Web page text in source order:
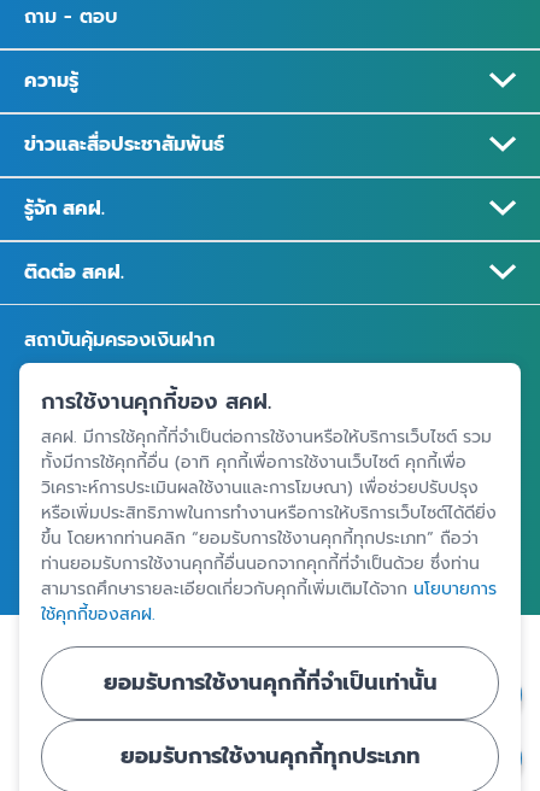
ถาม - ตอบ
ความรู้
ข่าวและสื่อประชาสัมพันธ์
รู้จัก สคฝ.
ติดต่อ สคฝ.
สถาบันคุ้มครองเงินฝาก
อาคารเอสเจ อินฟินิท วัน บิสซิเนสคอมเพล็กซ์ ชั้น 25 - 27 เลขที่ 349
ถนนวิภาวดีรังสิต แขวงจอมพล เขตจตุจักร กรุงเทพฯ 10900
ศูนย์ข้อมูลคุ้มครองเงินฝาก
ข้อตกลงและเงื่อนไขการใช้งานเว็บไซต์ | นโยบายคุ้มครองข้อมูลส่วนบุคคล |
นโยบายการใช้คุกกี้
© Copyright 2024 - สถาบันคุ้มครองเงินฝาก : Deposit Protection
Agency - All Rights Reserved
การใช้งานคุกกี้ของ สคฝ.
สคฝ. มีการใช้คุกกี้ที่จำเป็นต่อการใช้งานหรือให้บริการเว็บไซต์ รวม
ทั้งมีการใช้คุกกี้อื่น (อาทิ คุกกี้เพื่อการใช้งานเว็บไซต์ คุกกี้เพื่อ
วิเคราะห์การประเมินผลใช้งานและการโฆษณา) เพื่อช่วยปรับปรุง
หรือเพิ่มประสิทธิภาพในการทำงานหรือการให้บริการเว็บไซต์ได้ดียิ่ง
ขึ้น โดยหากท่านคลิก “ยอมรับการใช้งานคุกกี้ทุกประเภท” ถือว่า
ท่านยอมรับการใช้งานคุกกี้อื่นนอกจากคุกกี้ที่จำเป็นด้วย ซึ่งท่าน
สามารถศึกษารายละเอียดเกี่ยวกับคุกกี้เพิ่มเติมได้จาก นโยบายการ
ใช้คุกกี้ของสคฝ.
ยอมรับการใช้งานคุกกี้ที่จำเป็นเท่านั้น
ยอมรับการใช้งานคุกกี้ทุกประเภท